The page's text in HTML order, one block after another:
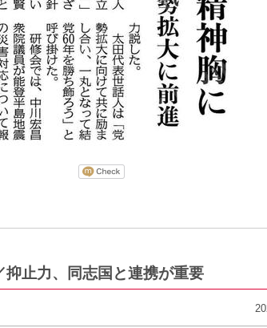
止力、同志国と連携が重要